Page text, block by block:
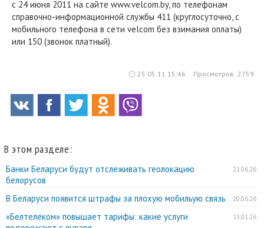
с 24 июня 2011 на сайте www.velcom.by, по телефонам
справочно-информационной службы 411 (круглосуточно, с
мобильного телефона в сети velcom без взимания оплаты)
или 150 (звонок платный).
25.05.11 15:46 Просмотров: 2759
В этом разделе:
21.06.26
Банки Беларуси будут отслеживать геолокацию
белорусов
20.06.26
В Беларуси появится штрафы за плохую мобильую связь
13.01.26
«Белтелеком» повышает тарифы: какие услуги